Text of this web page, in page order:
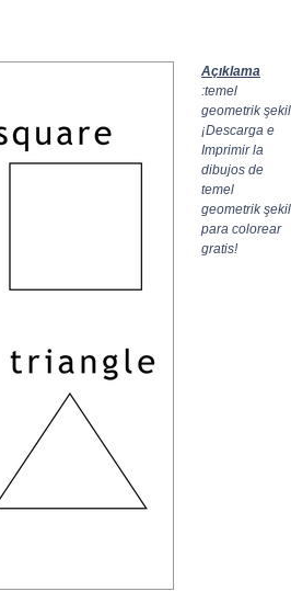
Açıklama
:temel
geometrik şekil
¡Descarga e
Imprimir la
dibujos de
temel
geometrik şekil
para colorear
gratis!